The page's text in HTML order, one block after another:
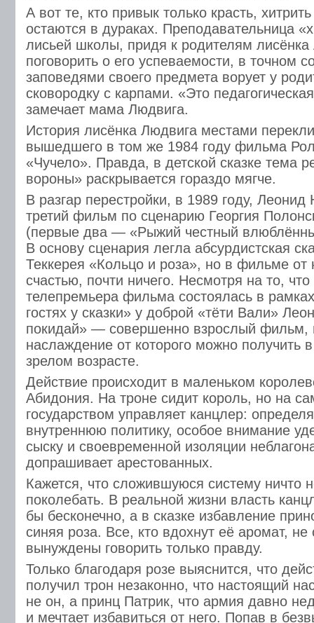
А вот те, кто привык только красть,
остаются в дураках. Преподавательница
лисьей школы, придя к родителям
поговорить о его успеваемости, в точном
заповедями своего предмета ворует у
сковородку с карпами. «Это
замечает мама Людвига.
История лисёнка Людвига местами
вышедшего в том же 1984 году фильма
«Чучело». Правда, в детской сказке тема
вороны» раскрывается гораздо мягче.
В разгар перестройки, в 1989 году, Леонид
третий фильм по сценарию Георгия
(первые два — «Рыжий честный
В основу сценария легла абсурдистская
Теккерея «Кольцо и роза», но в фильме от
счастью, почти ничего. Несмотря на то,
телепремьера фильма состоялась в
гостях у сказки» у доброй «тёти Вали»
покидай» — совершенно взрослый фильм,
наслаждение от которого можно получить
зрелом возрасте.
Действие происходит в маленьком
Абидония. На троне сидит король, но на
государством управляет канцлер:
внутреннюю политику, особое внимание
сыску и своевременной изоляции
допрашивает арестованных.
Кажется, что сложившуюся систему ничто
поколебать. В реальной жизни власть
бы бесконечно, а в сказке избавление
синяя роза. Все, кто вдохнут её аромат, не
вынуждены говорить только правду.
Только благодаря розе выяснится, что
получил трон незаконно, что настоящий
не он, а принц Патрик, что армия давно
и мечтает избавиться от него. Попав в